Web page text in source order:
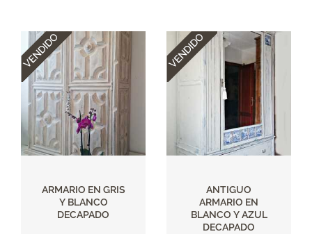
ARMARIO EN GRIS
Y BLANCO
DECAPADO
ANTIGUO
ARMARIO EN
BLANCO Y AZUL
DECAPADO